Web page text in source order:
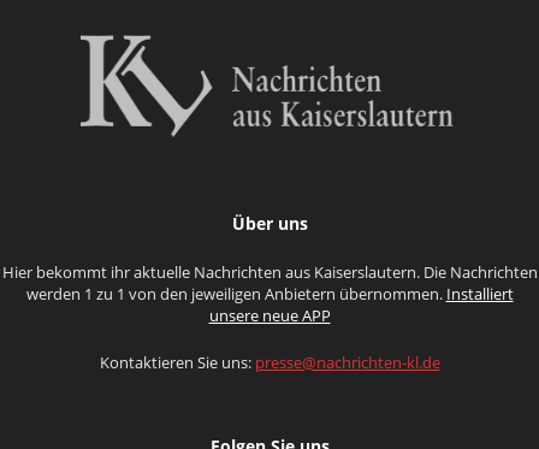
Über uns
Hier bekommt ihr aktuelle Nachrichten aus Kaiserslautern. Die Nachrichten
werden 1 zu 1 von den jeweiligen Anbietern übernommen. Installiert
unsere neue APP
Kontaktieren Sie uns: presse@nachrichten-kl.de